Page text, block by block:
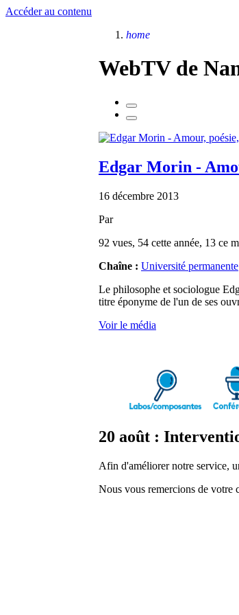
Accéder au contenu
home
WebTV de
Edgar Morin -
16 décembre 2013
Par
92 vues, 54 cette année, 13 ce
Chaîne : Université permanente
Le philosophe et sociologue
titre éponyme de l'un de ses
Voir le média
20 août :
Afin d'améliorer notre service,
Nous vous remercions de votre